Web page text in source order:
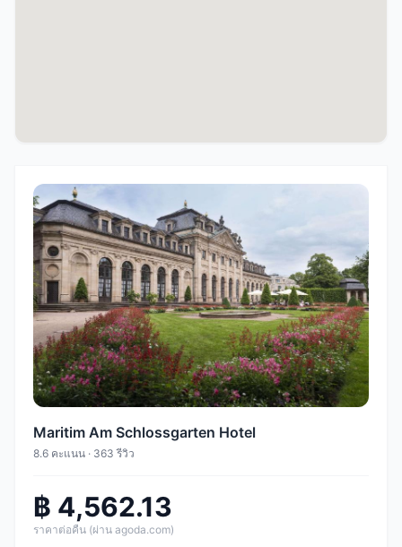
Maritim Am Schlossgarten Hotel
8.6 คะแนน · 363 รีวิว
฿ 4,562.13
ราคาต่อคืน (ผ่าน agoda.com)